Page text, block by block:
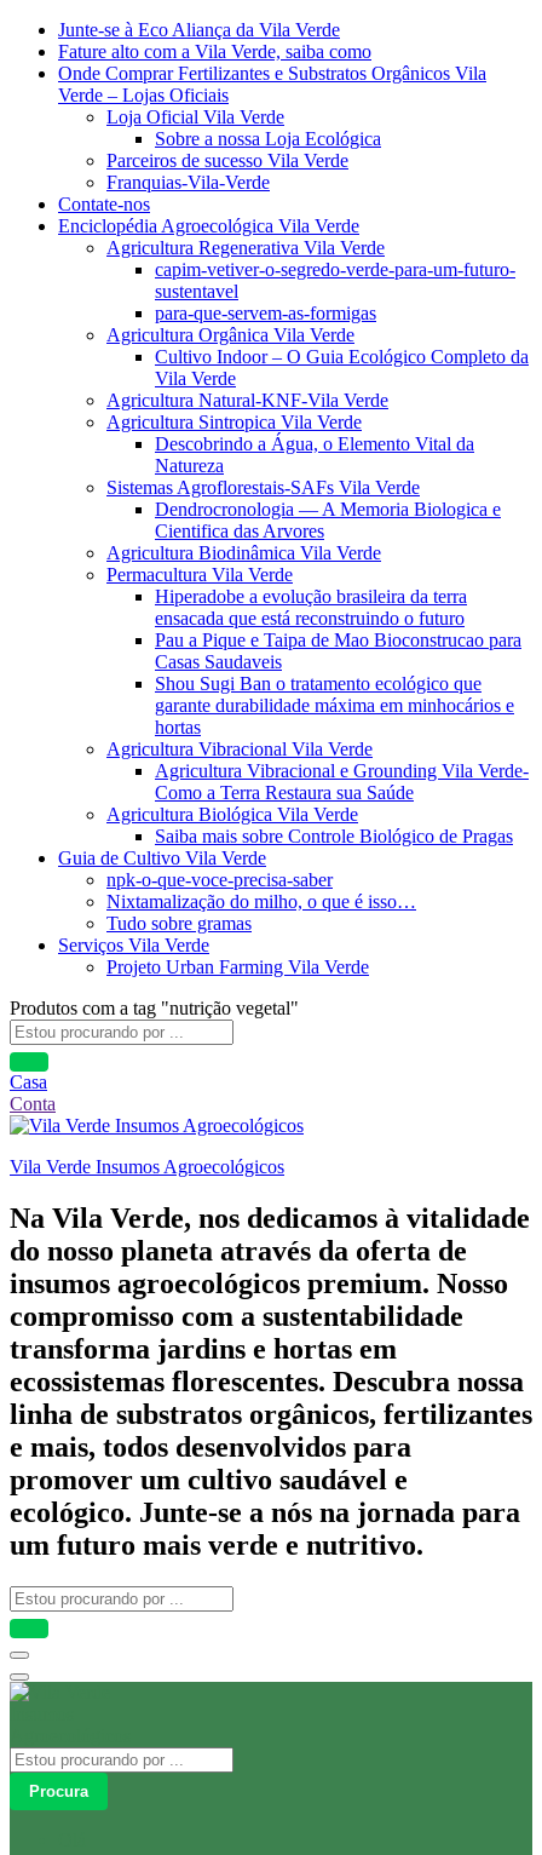
Junte-se à Eco Aliança da Vila Verde
Fature alto com a Vila Verde, saiba como
Onde Comprar Fertilizantes e Substratos Orgânicos Vila
Verde – Lojas Oficiais
Loja Oficial Vila Verde
Sobre a nossa Loja Ecológica
Parceiros de sucesso Vila Verde
Franquias-Vila-Verde
Contate-nos
Enciclopédia Agroecológica Vila Verde
Agricultura Regenerativa Vila Verde
capim-vetiver-o-segredo-verde-para-um-futuro-
sustentavel
para-que-servem-as-formigas
Agricultura Orgânica Vila Verde
Cultivo Indoor – O Guia Ecológico Completo da
Vila Verde
Agricultura Natural-KNF-Vila Verde
Agricultura Sintropica Vila Verde
Descobrindo a Água, o Elemento Vital da
Natureza
Sistemas Agroflorestais-SAFs Vila Verde
Dendrocronologia — A Memoria Biologica e
Cientifica das Arvores
Agricultura Biodinâmica Vila Verde
Permacultura Vila Verde
Hiperadobe a evolução brasileira da terra
ensacada que está reconstruindo o futuro
Pau a Pique e Taipa de Mao Bioconstrucao para
Casas Saudaveis
Shou Sugi Ban o tratamento ecológico que
garante durabilidade máxima em minhocários e
hortas
Agricultura Vibracional Vila Verde
Agricultura Vibracional e Grounding Vila Verde-
Como a Terra Restaura sua Saúde
Agricultura Biológica Vila Verde
Saiba mais sobre Controle Biológico de Pragas
Guia de Cultivo Vila Verde
npk-o-que-voce-precisa-saber
Nixtamalização do milho, o que é isso…
Tudo sobre gramas
Serviços Vila Verde
Projeto Urban Farming Vila Verde
Produtos com a tag "nutrição vegetal"
Casa
Conta
Vila Verde Insumos Agroecológicos
Na Vila Verde, nos dedicamos à vitalidade
do nosso planeta através da oferta de
insumos agroecológicos premium. Nosso
compromisso com a sustentabilidade
transforma jardins e hortas em
ecossistemas florescentes. Descubra nossa
linha de substratos orgânicos, fertilizantes
e mais, todos desenvolvidos para
promover um cultivo saudável e
ecológico. Junte-se a nós na jornada para
um futuro mais verde e nutritivo.
Procura